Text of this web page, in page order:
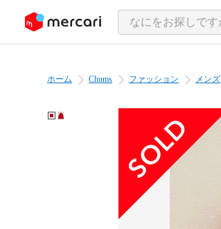
ツにスキップ
ホーム Chums ファッション メンズ